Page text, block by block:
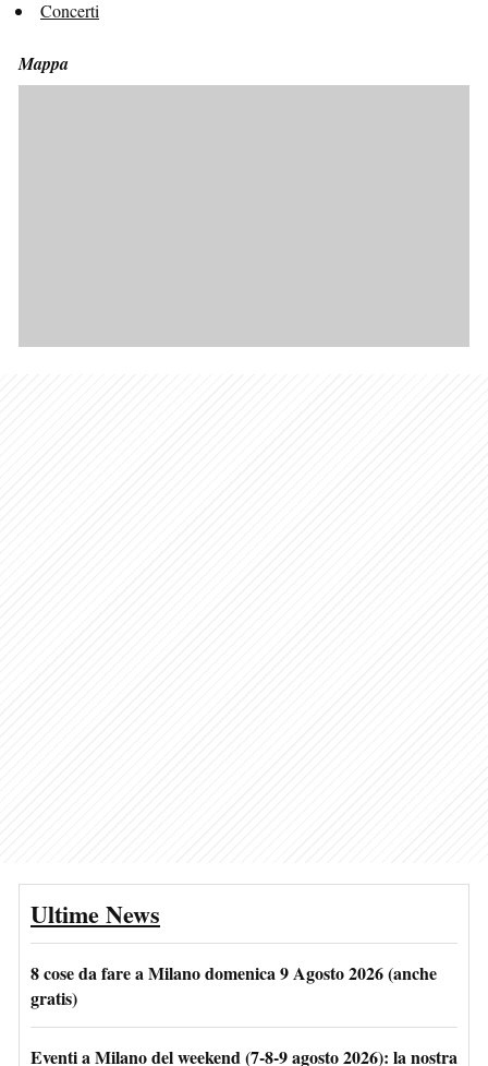
Concerti
Mappa
Ultime News
8 cose da fare a Milano domenica 9 Agosto 2026 (anche
gratis)
Eventi a Milano del weekend (7-8-9 agosto 2026): la nostra